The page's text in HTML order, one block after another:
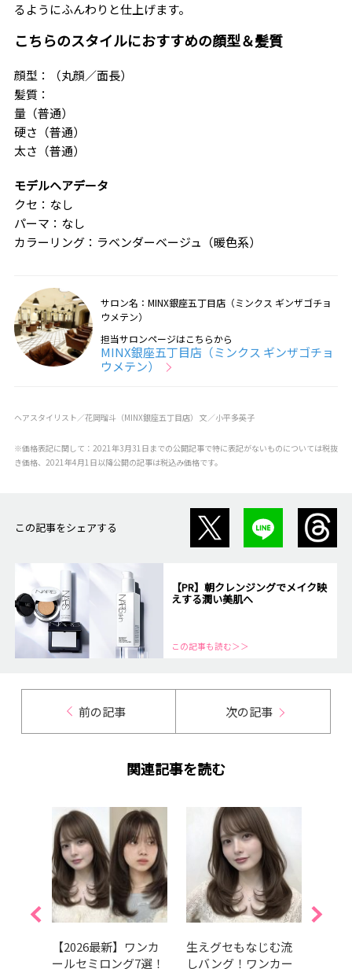
るようにふんわりと仕上げます。
こちらのスタイルにおすすめの顔型＆髪質
顔型：（丸顔／面長）
髪質：
量（普通）
硬さ（普通）
太さ（普通）
モデルヘアデータ
クセ：なし
パーマ：なし
カラーリング：ラベンダーベージュ（暖色系）
サロン名：MINX銀座五丁目店（ミンクス ギンザゴチョ
ウメテン）
担当サロンページはこちらから
MINX銀座五丁目店（ミンクス ギンザゴチョ
ウメテン）
ヘアスタイリスト／花岡瑠斗（MINX銀座五丁目店） 文／小平多英子
※価格表記に関して：2021年3月31日までの公開記事で特に表記がないものについては税抜
き価格、2021年4月1日以降公開の記事は税込み価格です。
この記事をシェアする
【PR】朝クレンジングでメイク映
えする潤い美肌へ
この記事も読む＞＞
前の記事 次の記事
関連記事を読む
【2026最新】ワンカ
ールセミロング7選！
生えグセもなじむ流
しバング！ワンカー